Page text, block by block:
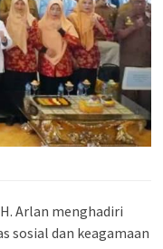
Arlan menghadiri
sosial dan keagamaan